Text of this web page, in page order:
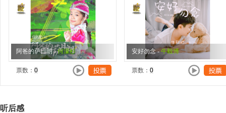
阿爸的萨日朗-何濛杉
票数：
安好勿念-牛毅博
票数：
听后感